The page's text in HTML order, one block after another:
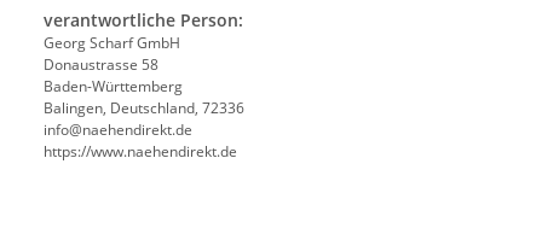
verantwortliche Person:
Georg Scharf GmbH
Donaustrasse 58
Baden-Württemberg
Balingen, Deutschland, 72336
info@naehendirekt.de
https://www.naehendirekt.de